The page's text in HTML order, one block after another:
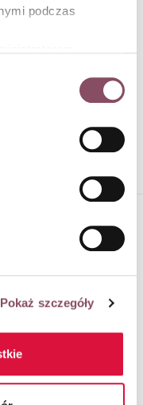
podczas
15 więcej
oraz
Polityce
Pokaż szczegóły
NASZEJ STRONIE
WSPÓŁPRACY
MAREK: